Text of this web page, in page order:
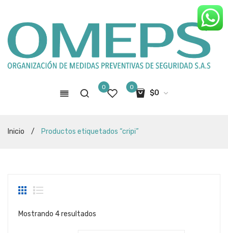
0 0
$0
compras
Inicio / Productos etiquetados “cripi”
Mostrando 4 resultados